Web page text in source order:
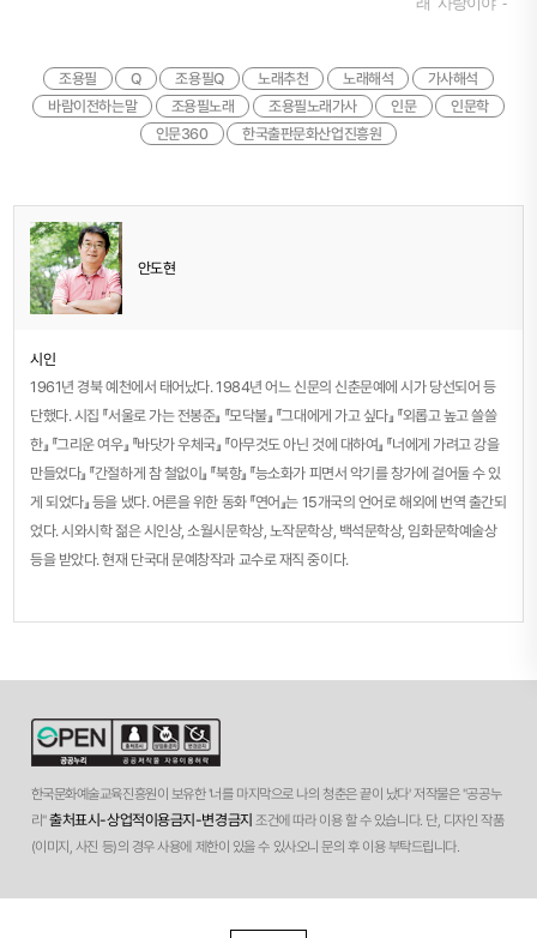
조용필 Q 조용필Q 노래추천 노래해석
가사해석
바람이전하는말
조용필노래 조용필노래가사 인문
인문학
인문360
한국출판문화산업진흥원
안도현
시인
1961년 경북 예천에서 태어났다. 1984년 어느 신문의 신춘문예에 시가 당선되어 등
단했다. 시집 『서울로 가는 전봉준』 『모닥불』 『그대에게 가고 싶다』 『외롭고 높고 쓸쓸
한』 『그리운 여우』 『바닷가 우체국』 『아무것도 아닌 것에 대하여』 『너에게 가려고 강을
만들었다』 『간절하게 참 철없이』 『북항』 『능소화가 피면서 악기를 창가에 걸어둘 수 있
게 되었다』 등을 냈다. 어른을 위한 동화 『연어』는 15개국의 언어로 해외에 번역 출간되
었다. 시와시학 젊은 시인상, 소월시문학상, 노작문학상, 백석문학상, 임화문학예술상
등을 받았다. 현재 단국대 문예창작과 교수로 재직 중이다.
한국문화예술교육진흥원이 보유한 '너를 마지막으로 나의 청춘은 끝이 났다' 저작물은 "공공누
리"출처표시-상업적이용금지-변경금지 조건에 따라 이용 할 수 있습니다. 단, 디자인 작품
(이미지, 사진 등)의 경우 사용에 제한이 있을 수 있사오니 문의 후 이용 부탁드립니다.